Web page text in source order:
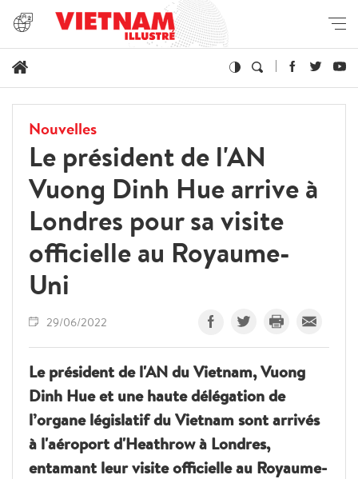
Nouvelles
Le président de l'AN
Vuong Dinh Hue arrive à
Londres pour sa visite
officielle au Royaume-
Uni
29/06/2022
Le président de l'AN du Vietnam, Vuong
Dinh Hue et une haute délégation de
l’organe législatif du Vietnam sont arrivés
à l'aéroport d'Heathrow à Londres,
entamant leur visite officielle au Royaume-